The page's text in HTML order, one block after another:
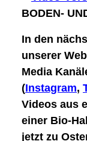
BODEN-
In den
unserer
Media
(Instagram,
Videos aus
einer Bio-
jetzt zu